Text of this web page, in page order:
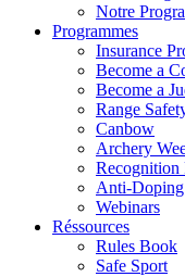
Notre
Programmes
Insurance
Become a
Become a
Range
Canbow
Archery
Recognition
Anti-Doping
Webinars
Réssources
Rules Book
Safe Sport